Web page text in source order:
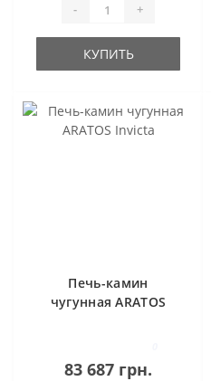
- +
КУПИТЬ
Печь-камин
чугунная ARATOS
83 687 грн.